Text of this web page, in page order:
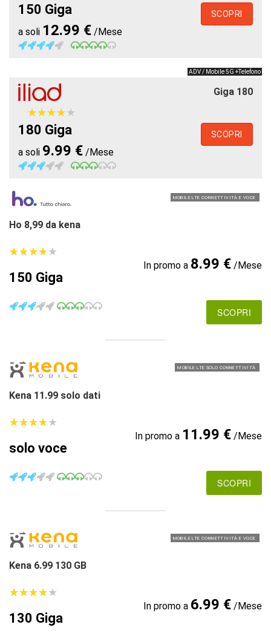
150 Giga
a soli 12.99 € /Mese
SCOPRI
ADV / Mobile 5G +Telefono
Giga 180
★★★★★
★★★★★
180 Giga
a soli 9.99 € /Mese
SCOPRI
MOBILE LTE CONNETTIVITÀ E VOCE
Ho 8,99 da kena
★★★★★
★★★★★
150 Giga
In promo a 8.99 €/Mese
SCOPRI
MOBILE LTE SOLO CONNETTIVITÀ
Kena 11.99 solo dati
★★★★★
★★★★★
solo voce
In promo a 11.99 €/Mese
SCOPRI
MOBILE LTE CONNETTIVITÀ E VOCE
Kena 6.99 130 GB
★★★★★
★★★★★
130 Giga
In promo a 6.99 €/Mese